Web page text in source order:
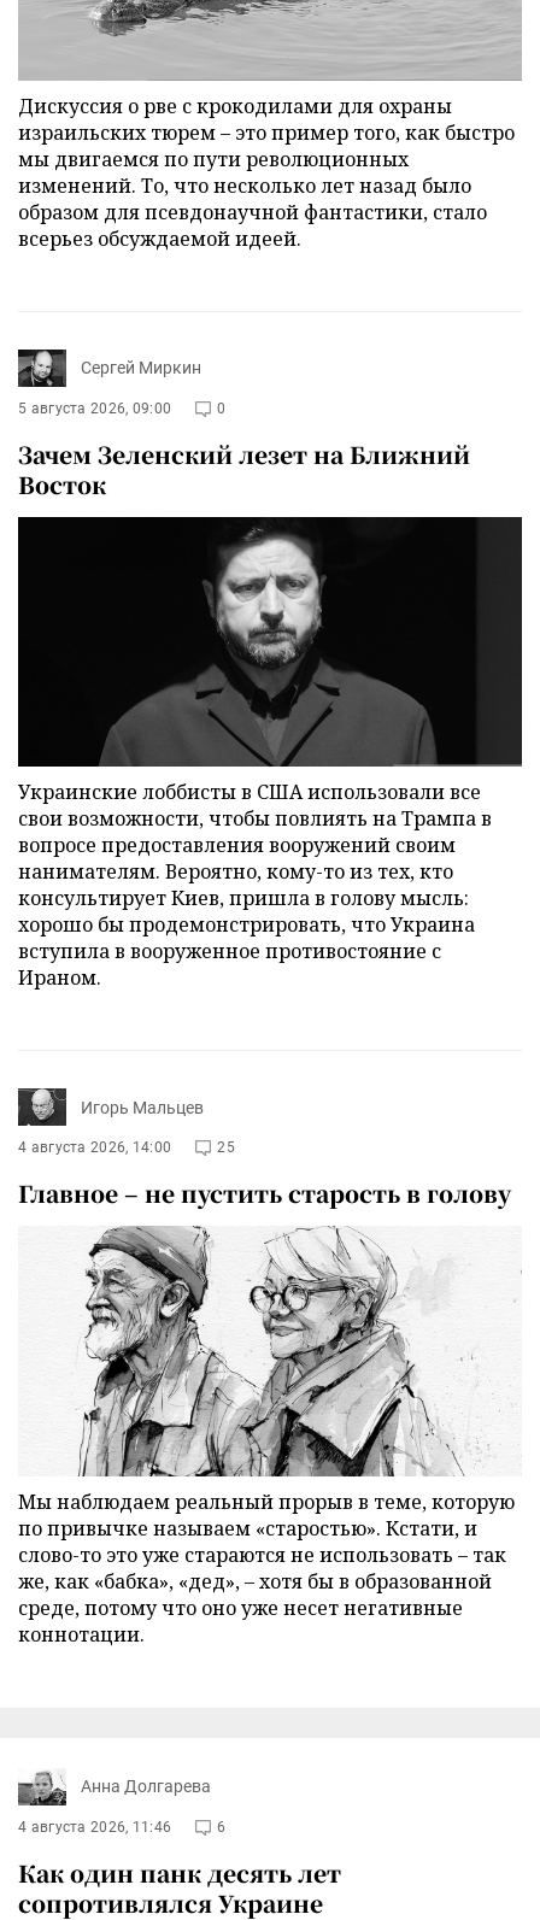
Дискуссия о рве с крокодилами для охраны
израильских тюрем – это пример того, как быстро
мы двигаемся по пути революционных
изменений. То, что несколько лет назад было
образом для псевдонаучной фантастики, стало
всерьез обсуждаемой идеей.
Сергей Миркин
5 августа 2026, 09:00 0
Зачем Зеленский лезет на Ближний
Восток
Украинские лоббисты в США использовали все
свои возможности, чтобы повлиять на Трампа в
вопросе предоставления вооружений своим
нанимателям. Вероятно, кому-то из тех, кто
консультирует Киев, пришла в голову мысль:
хорошо бы продемонстрировать, что Украина
вступила в вооруженное противостояние с
Ираном.
Игорь Мальцев
4 августа 2026, 14:00 25
Главное – не пустить старость в голову
Мы наблюдаем реальный прорыв в теме, которую
по привычке называем «старостью». Кстати, и
слово-то это уже стараются не использовать – так
же, как «бабка», «дед», – хотя бы в образованной
среде, потому что оно уже несет негативные
коннотации.
Анна Долгарева
4 августа 2026, 11:46 6
Как один панк десять лет
сопротивлялся Украине